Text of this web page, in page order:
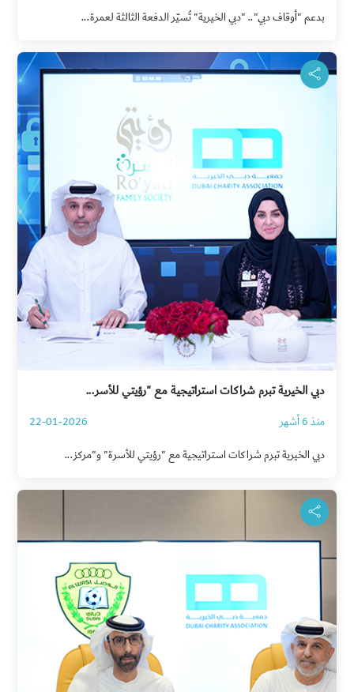
بدعم "أوقاف دبي".. "دبي الخيرية" تُسيّر الدفعة الثالثة لعمرة...
دبي الخيرية تبرم شراكات استراتيجية مع "رؤيتي للأسر...
منذ 6 أشهر
22-01-2026
دبي الخيرية تبرم شراكات استراتيجية مع "رؤيتي للأسرة" و"مركز...